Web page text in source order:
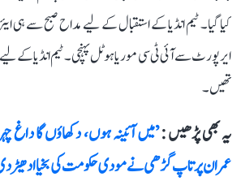
کیا گیا۔ ٹیم انڈیا کے استقبال کے لیے مداح صبح سے ہی
ایرپورٹ سے آئی ٹی سی موریا ہوٹل پہنچی۔ ٹیم انڈیا کے
تھیں۔
یہ بھی پڑھیں :’میں آئینہ ہوں، دکھاؤں گا داغ
عمران پرتاپ گڑھی نے مودی حکومت کی بخیا ادھیڑ